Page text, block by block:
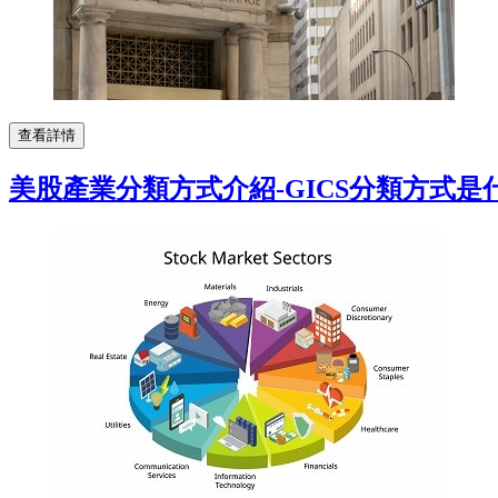
查看詳情
美股產業分類方式介紹-GICS分類方式是